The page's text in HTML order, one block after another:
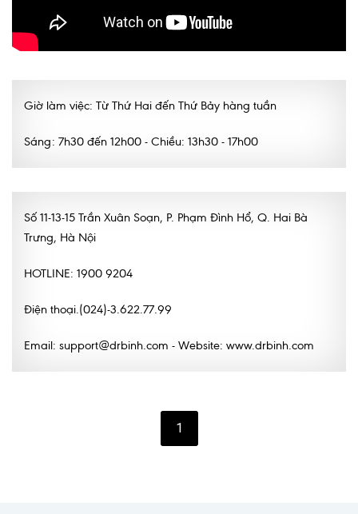
Bảo lãnh viện phí
Giờ làm việc: Từ Thứ Hai đến Thứ Bảy hàng tuần
Sáng: 7h30 đến 12h00 - Chiều: 13h30 - 17h00
Số 11-13-15 Trần Xuân Soạn, P. Phạm Đình Hổ, Q. Hai Bà
Trưng, Hà Nội
HOTLINE: 1900 9204
Điện thoại.(024)-3.622.77.99
Email: support@drbinh.com - Website: www.drbinh.com
1